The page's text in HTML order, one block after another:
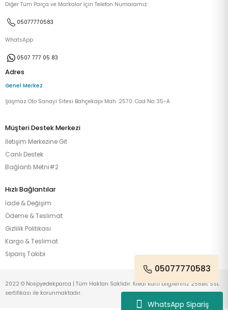
WhatsApp Sipariş
Diğer Tüm Parça ve Markalar İçin Telefon Numaramız:
05077770583
WhatsApp
0507 777 05 83
Adres
Genel Merkez
Şaşmaz Oto Sanayi Sitesi Bahçekapı Mah. 2570. Cad No: 35-A
Müşteri Destek Merkezi
İletişim Merkezine Git
Canlı Destek
Bağlantı Metni#2
Hızlı Bağlantılar
İade & Değişim
Ödeme & Teslimat
Gizlilik Politikası
Kargo & Teslimat
Sipariş Takibi
05077770583
2022 © Nospyedekparca | Tüm Hakları Saklıdır. Kredi kartı bilgileriniz 256Bit SSL
sertifikası ile korunmaktadır.